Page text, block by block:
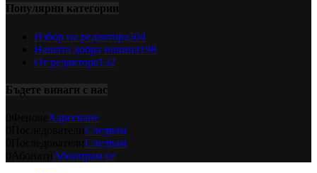
Популярни категории
Избор на редактора504
Нашата добра новина198
От редактора132
Бъдете винаги с нас
Харесване
Следвам
Следвам
Абонирам се